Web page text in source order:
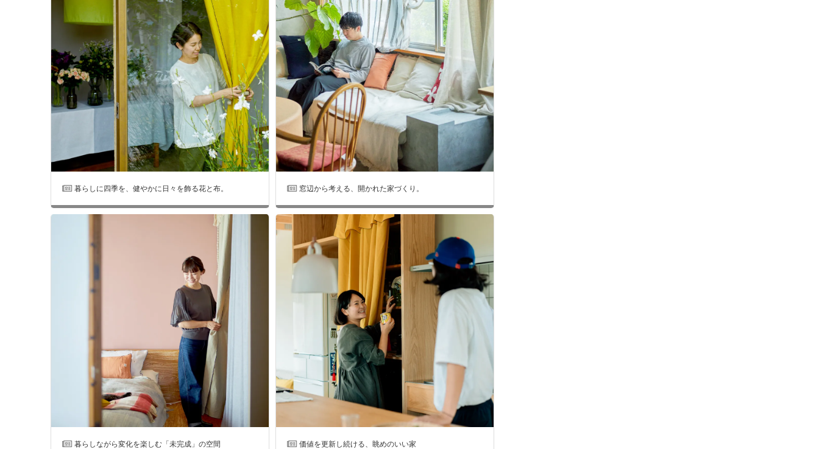
暮らしに四季を、健やかに日々を飾る花と布。 窓辺から考える、開かれた家づくり。
暮らしながら変化を楽しむ「未完成」の空間 価値を更新し続ける、眺めのいい家